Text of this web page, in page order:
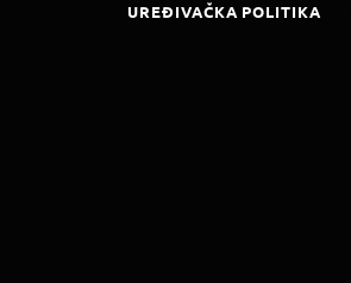
UREĐIVAČKA POLITIKA